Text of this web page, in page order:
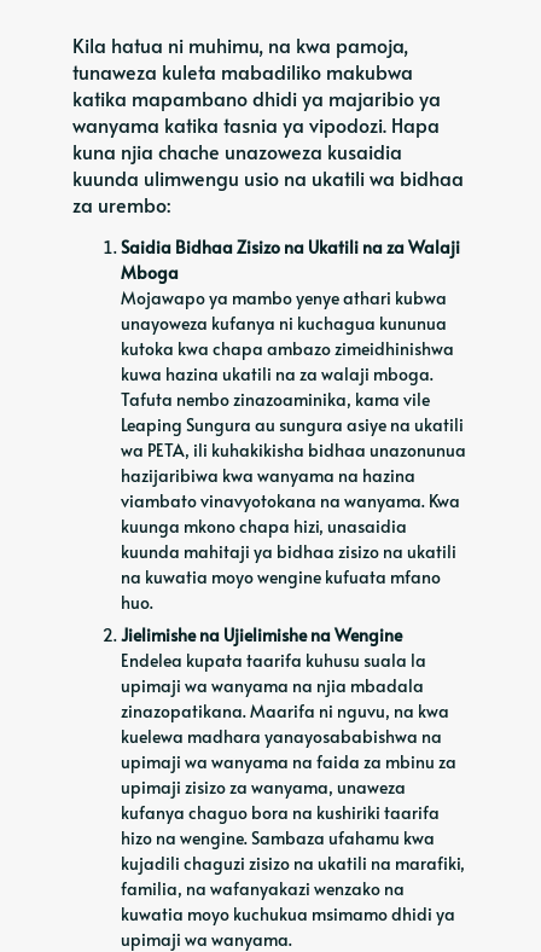
Kila hatua ni muhimu, na kwa pamoja,
tunaweza kuleta mabadiliko makubwa
katika mapambano dhidi ya majaribio ya
wanyama katika tasnia ya vipodozi. Hapa
kuna njia chache unazoweza kusaidia
kuunda ulimwengu usio na ukatili wa bidhaa
za urembo:
Saidia Bidhaa Zisizo na Ukatili na za Walaji
Mboga
Mojawapo ya mambo yenye athari kubwa
unayoweza kufanya ni kuchagua kununua
kutoka kwa chapa ambazo zimeidhinishwa
kuwa hazina ukatili na za walaji mboga.
Tafuta nembo zinazoaminika, kama vile
Leaping Sungura au sungura asiye na ukatili
wa PETA, ili kuhakikisha bidhaa unazonunua
hazijaribiwa kwa wanyama na hazina
viambato vinavyotokana na wanyama. Kwa
kuunga mkono chapa hizi, unasaidia
kuunda mahitaji ya bidhaa zisizo na ukatili
na kuwatia moyo wengine kufuata mfano
huo.
Jielimishe na Ujielimishe na Wengine
Endelea kupata taarifa kuhusu suala la
upimaji wa wanyama na njia mbadala
zinazopatikana. Maarifa ni nguvu, na kwa
kuelewa madhara yanayosababishwa na
upimaji wa wanyama na faida za mbinu za
upimaji zisizo za wanyama, unaweza
kufanya chaguo bora na kushiriki taarifa
hizo na wengine. Sambaza ufahamu kwa
kujadili chaguzi zisizo na ukatili na marafiki,
familia, na wafanyakazi wenzako na
kuwatia moyo kuchukua msimamo dhidi ya
upimaji wa wanyama.